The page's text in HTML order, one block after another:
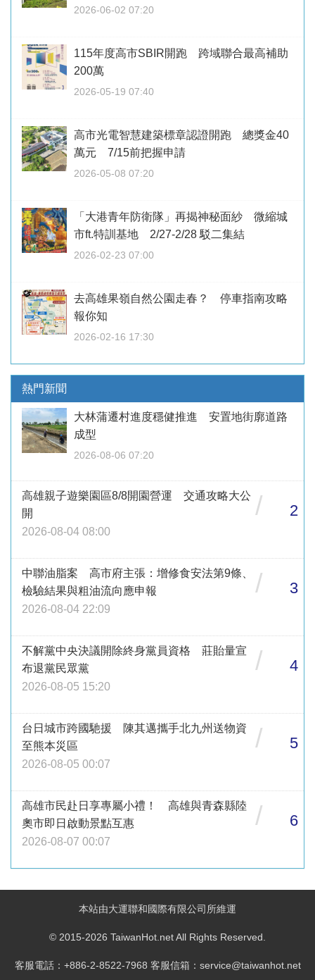
2026-06-02 07:20
115年度高市SBIR開跑 跨域聯合最高補助
200萬
2026-05-19 07:40
高市光電智慧建築標章認證開跑 總獎金40
萬元 7/15前把握申請
2026-05-08 07:20
「大港青年防衛隊」再揭神秘面紗 微縮城
市ft.特訓基地 2/27-2/28 駁二集結
2026-02-23 07:00
去高雄果嶺自然公園走春？ 停車指南攻略
報你知
2026-02-16 17:30
熱門新聞
大林蒲遷村進度穩健推進 安置地街廓道路
成型
2026-08-06 07:20
高雄親子遊樂園區8/8開園營運 交通攻略大公
開
2026-08-04 08:00
/ 2
中聯油脂案 高市府主張：增修食安法第9條、
檢驗結果與粗油流向應申報
2026-08-04 22:09
/ 3
不解黨中央決議開除終身黨員資格 莊貽量宣
布退黨民眾黨
2026-08-05 15:20
/ 4
台日城市跨國馳援 陳其邁攜手北九州送物資
至熊本災區
2026-08-05 00:07
/ 5
高雄市民赴日享專屬小禮！ 高雄與青森縣陸
奧市即日啟動景點互惠
2026-08-07 00:07
/ 6
本站由大運聯和國際有限公司所維運
© 2015-2026 TaiwanHot.net All Rights Reserved.
客服電話：+886-2-8522-7968 客服信箱：service@taiwanhot.net